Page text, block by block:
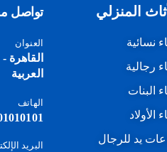
المنزلي
نسائية
رجالية
البنات
الأولاد
يد للرجال
تواصل
العنوان
العربية
الهاتف
البريد